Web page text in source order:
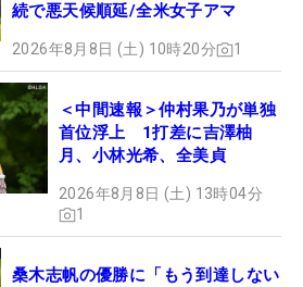
続で悪天候順延/全米女子アマ
2026年8月8日 (土) 10時20分 1
＜中間速報＞仲村果乃が単独
首位浮上 1打差に吉澤柚
月、小林光希、全美貞
2026年8月8日 (土) 13時04分
1
桑木志帆の優勝に「もう到達しない